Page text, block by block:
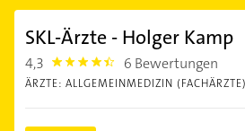
SKL-Ärzte - Holger Kamp
4,3 4.3 6 Bewertungen
ÄRZTE: ALLGEMEINMEDIZIN (FACHÄRZTE)